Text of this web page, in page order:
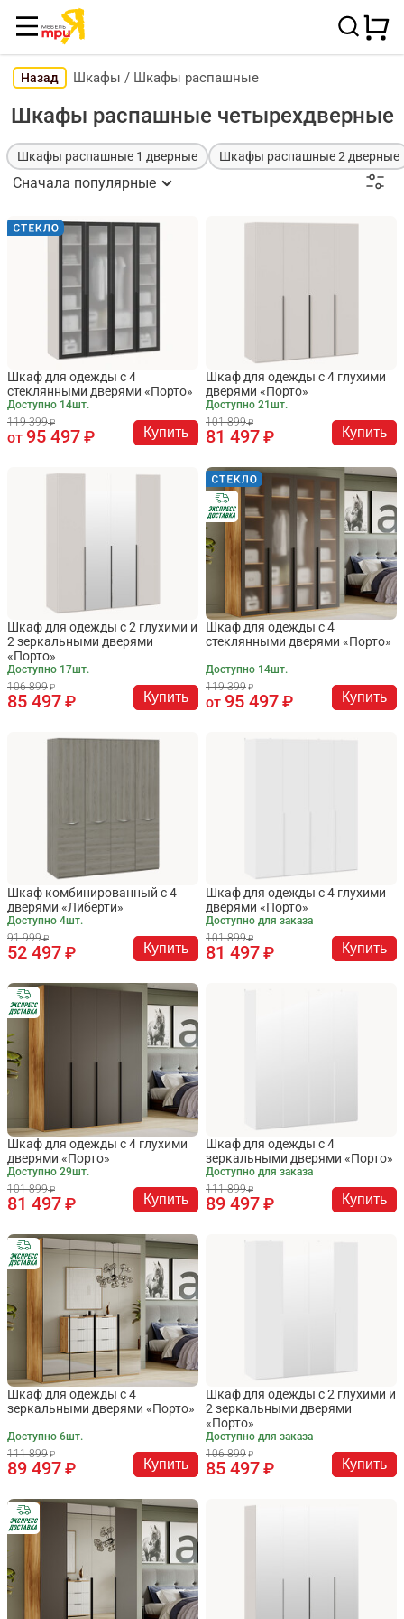
Назад Шкафы / Шкафы распашные
Шкафы распашные четырехдверные
Шкафы распашные 1 дверные Шкафы распашные 2 дверные
Сначала популярные
Шкаф для одежды с 4
стеклянными дверями «Порто»
Доступно 14шт.
119 399
от 95 497 Купить
Шкаф для одежды с 4 глухими
дверями «Порто»
Доступно 21шт.
101 899
81 497 Купить
Шкаф для одежды с 2 глухими и
2 зеркальными дверями
«Порто»
Доступно 17шт.
106 899
85 497 Купить
Шкаф для одежды с 4
стеклянными дверями «Порто»
Доступно 14шт.
119 399
от 95 497 Купить
Шкаф комбинированный с 4
дверями «Либерти»
Доступно 4шт.
91 999
52 497 Купить
Шкаф для одежды с 4 глухими
дверями «Порто»
Доступно для заказа
101 899
81 497 Купить
Шкаф для одежды с 4 глухими
дверями «Порто»
Доступно 29шт.
101 899
81 497 Купить
Шкаф для одежды с 4
зеркальными дверями «Порто»
Доступно для заказа
111 899
89 497 Купить
Шкаф для одежды с 4
зеркальными дверями «Порто»
Доступно 6шт.
111 899
89 497 Купить
Шкаф для одежды с 2 глухими и
2 зеркальными дверями
«Порто»
Доступно для заказа
106 899
85 497 Купить